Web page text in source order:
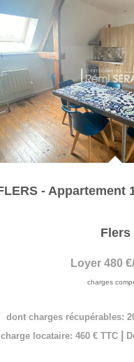
Flers
Loyer 480
charges
dont charges récupérables:
charge locataire: 460 € TTC